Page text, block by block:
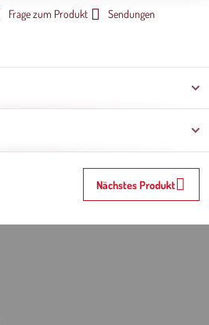
Frage zum Produkt Sendungen
Nächstes Produkt